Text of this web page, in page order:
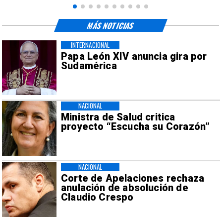
Papa León XIV anuncia gira por
Sudamérica
INTERNACIONAL
Ministra de Salud critica
proyecto “Escucha su Corazón”
NACIONAL
Corte de Apelaciones rechaza
anulación de absolución de
Claudio Crespo
NACIONAL
MÁS NOTICIAS